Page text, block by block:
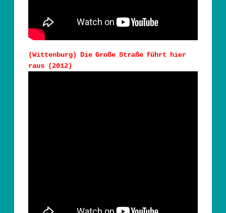
(Wittenburg) Die Große Straße führt hier
raus (2012)